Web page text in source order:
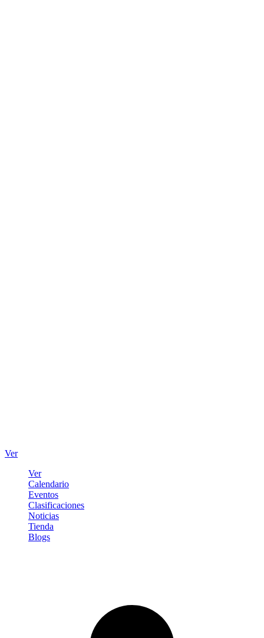
Ver
Ver
Calendario
Eventos
Clasificaciones
Noticias
Tienda
Blogs